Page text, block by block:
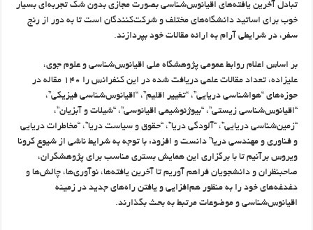
تبادل ‏آخرین یافته‌های اقیانوس‌شناسی بصورت مجازی بدون شک تجربه‌ای بسیار
خوب برای ‏اساتید دانشگاه‌های مختلف و شرکت‌کنندگان است تا به دور از رنج
سفر، در شرایطی آرام به ‏ارائه مقالات خود بپردازند.
بر اساس اعلام روابط عمومی پژوهشگاه ملی اقیانوس‌شناسی و علوم جوی،
علیزاده، تعداد مقالات علمی دریافت شده در این کنفرانس را ۱۴۰ مقاله در
حوزه‌های “هواشناسی دریایی”، “تغییر ‏اقلیم”، “اقیانوس‌شناسی فیزیکی”،
“اقیانوس‌شناسی زیستی”، “بیوژئوشیمی اقیانوسی”، “شیلات ‏و آبزیان”،
“زمین‌شناسی دریایی”، “آلودگی دریا”، “حقوق و سیاست دریا”، “مخاطرات دریایی
و ‏فناوری و مهندسی دریا” دانست و افزود: با توجه به شرایط ناشی از شیوع کرونا
ویروس برآنیم تا با برگزاری این همایش بستری مناسب برای پژوهشگران،
صاحبنظران و ‏دانشجویان فراهم آوریم تا آخرین یافته‌ها، نوآوری‌ها، چالش‌ها و
دغدغه‌های خود را به منظور ‏هم‌افزایی و یافتن راه‌های جدید در زمینه
اقیانوس‌شناسی و موضوعات مرتبط به بحث ‏بگذارند.‏